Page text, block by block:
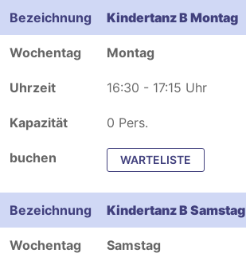
Kindertanz B Montag
Montag
16:30 - 17:15 Uhr
0 Pers.
WARTELISTE
Kindertanz B Samstag
Samstag